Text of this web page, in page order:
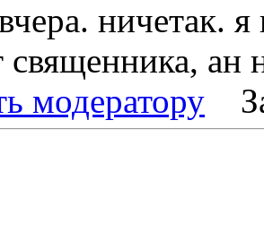
ничетак.
священника, ан
модератору